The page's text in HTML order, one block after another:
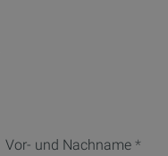
Vor- und Nachname